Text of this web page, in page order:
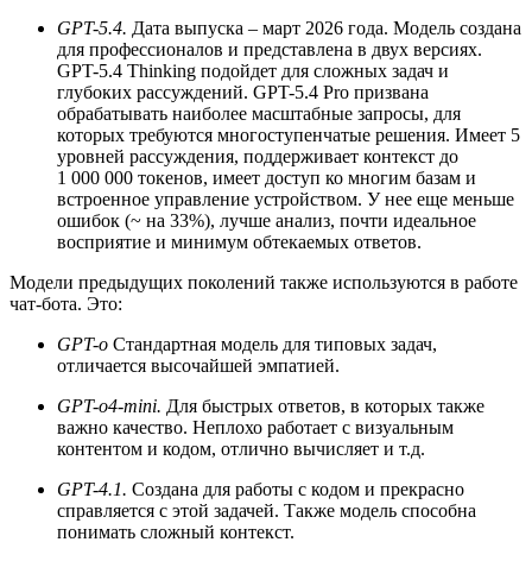
GPT-5.4. Дата выпуска – март 2026 года. Модель создана
для профессионалов и представлена в двух версиях.
GPT-5.4 Thinking подойдет для сложных задач и
глубоких рассуждений. GPT-5.4 Pro призвана
обрабатывать наиболее масштабные запросы, для
которых требуются многоступенчатые решения. Имеет 5
уровней рассуждения, поддерживает контекст до
1 000 000 токенов, имеет доступ ко многим базам и
встроенное управление устройством. У нее еще меньше
ошибок (~ на 33%), лучше анализ, почти идеальное
восприятие и минимум обтекаемых ответов.
Модели предыдущих поколений также используются в работе
чат-бота. Это:
GPT-o Стандартная модель для типовых задач,
отличается высочайшей эмпатией.
GPT-o4-mini. Для быстрых ответов, в которых также
важно качество. Неплохо работает с визуальным
контентом и кодом, отлично вычисляет и т.д.
GPT-4.1. Создана для работы с кодом и прекрасно
справляется с этой задачей. Также модель способна
понимать сложный контекст.